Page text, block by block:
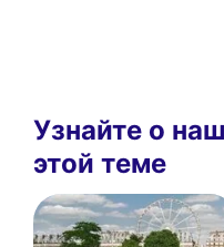
Узнайте о
этой теме